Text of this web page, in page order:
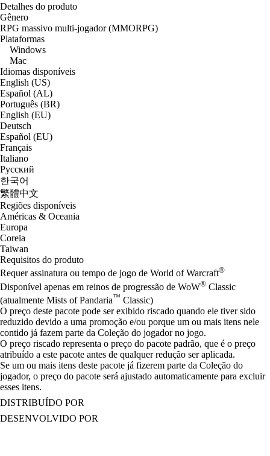
Detalhes do produto
Gênero
RPG massivo multi-jogador (MMORPG)
Plataformas
Windows
Mac
Idiomas disponíveis
English (US)
Español (AL)
Português (BR)
English (EU)
Deutsch
Español (EU)
Français
Italiano
Русский
한국어
繁體中文
Regiões disponíveis
Américas & Oceania
Europa
Coreia
Taiwan
Requisitos do produto
Requer assinatura ou tempo de jogo de World of Warcraft®
Disponível apenas em reinos de progressão de WoW® Classic
(atualmente Mists of Pandaria™ Classic)
O preço deste pacote pode ser exibido riscado quando ele tiver sido
reduzido devido a uma promoção e/ou porque um ou mais itens nele
contido já fazem parte da Coleção do jogador no jogo.
O preço riscado representa o preço do pacote padrão, que é o preço
atribuído a este pacote antes de qualquer redução ser aplicada.
Se um ou mais itens deste pacote já fizerem parte da Coleção do
jogador, o preço do pacote será ajustado automaticamente para excluir
esses itens.
DISTRIBUÍDO POR
DESENVOLVIDO POR